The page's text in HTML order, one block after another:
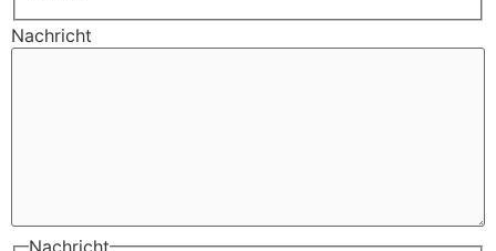
Nachricht
Nachricht